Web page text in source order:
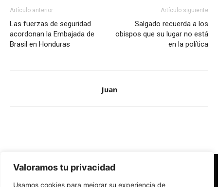
Valoramos tu privacidad
Usamos cookies para mejorar su experiencia de
Artículo anterior
Las fuerzas de seguridad
acordonan la Embajada de
Brasil en Honduras
Artículo siguiente
Salgado recuerda a los
obispos que su lugar no está
en la política
Juan
Redes Cristianas